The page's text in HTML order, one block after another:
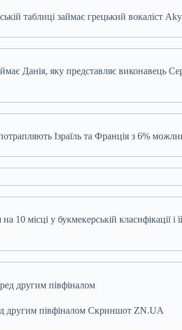
таблиці займає грецький вокаліст
Данія, яку представляє
Ізраїль та Франція з 6%
на 10 місці у букмекерській
другим півфіналом Скриншот ZN.UA